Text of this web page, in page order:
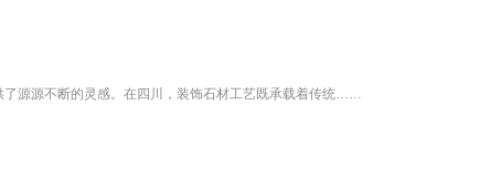
了源源不断的灵感。在四川，装饰石材工艺既承载着传统……